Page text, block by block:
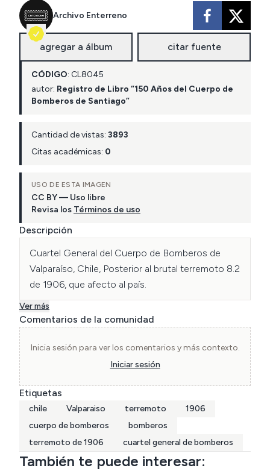
Archivo Enterreno
agregar a álbum citar fuente
CÓDIGO: CL8045
autor: Registro de Libro “150 Años del Cuerpo de
Bomberos de Santiago”
Cantidad de vistas: 3893
Citas académicas: 0
USO DE ESTA IMAGEN
CC BY — Uso libre
Revisa los Términos de uso
Descripción
Cuartel General del Cuerpo de Bomberos de
Valparaíso, Chile, Posterior al brutal terremoto 8.2
de 1906, que afecto al país.
Ver más
Comentarios de la comunidad
Inicia sesión para ver los comentarios y más contexto.
Iniciar sesión
Etiquetas
chile Valparaiso terremoto
1906
cuerpo de bomberos
bomberos
terremoto de 1906
cuartel general de bomberos
También te puede interesar: